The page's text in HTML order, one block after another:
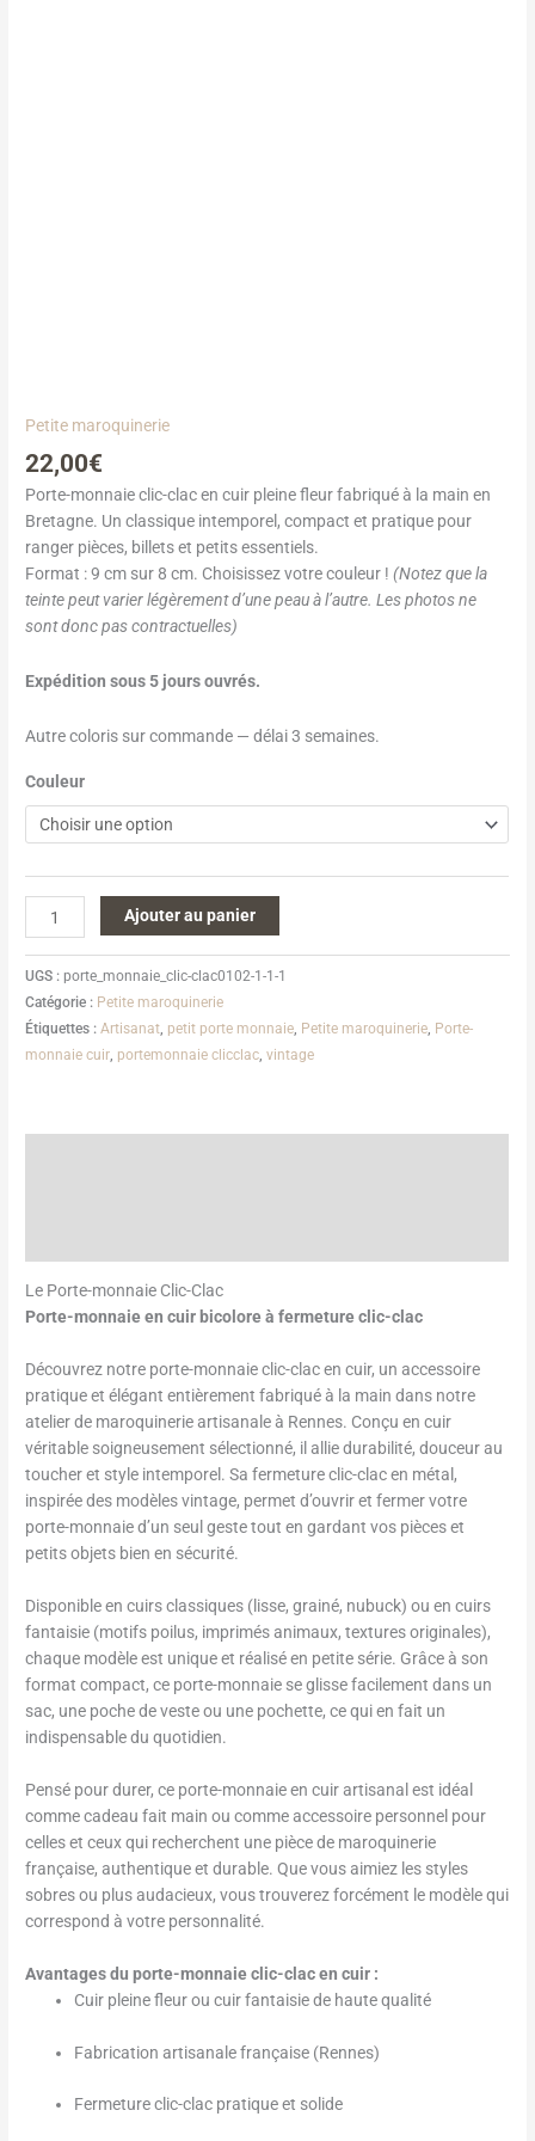
Petite maroquinerie
22,00€
Porte-monnaie clic-clac en cuir pleine fleur fabriqué à la main en
Bretagne. Un classique intemporel, compact et pratique pour
ranger pièces, billets et petits essentiels.
Format : 9 cm sur 8 cm. Choisissez votre couleur !(Notez que la
teinte peut varier légèrement d’une peau à l’autre. Les photos ne
sont donc pas contractuelles)
Expédition sous 5 jours ouvrés.
Autre coloris sur commande — délai 3 semaines.
Couleur
Ajouter au panier
UGS : porte_monnaie_clic-clac0102-1-1-1
Catégorie : Petite maroquinerie
Étiquettes :Artisanat, petit porte monnaie, Petite maroquinerie, Porte-
monnaie cuir, portemonnaie clicclac,vintage
Le Porte-monnaie Clic-Clac
Porte-monnaie en cuir bicolore à fermeture clic-clac
Découvrez notre porte-monnaie clic-clac en cuir, un accessoire
pratique et élégant entièrement fabriqué à la main dans notre
atelier de maroquinerie artisanale à Rennes. Conçu en cuir
véritable soigneusement sélectionné, il allie durabilité, douceur au
toucher et style intemporel. Sa fermeture clic-clac en métal,
inspirée des modèles vintage, permet d’ouvrir et fermer votre
porte-monnaie d’un seul geste tout en gardant vos pièces et
petits objets bien en sécurité.
Disponible en cuirs classiques (lisse, grainé, nubuck) ou en cuirs
fantaisie (motifs poilus, imprimés animaux, textures originales),
chaque modèle est unique et réalisé en petite série. Grâce à son
format compact, ce porte-monnaie se glisse facilement dans un
sac, une poche de veste ou une pochette, ce qui en fait un
indispensable du quotidien.
Pensé pour durer, ce porte-monnaie en cuir artisanal est idéal
comme cadeau fait main ou comme accessoire personnel pour
celles et ceux qui recherchent une pièce de maroquinerie
française, authentique et durable. Que vous aimiez les styles
sobres ou plus audacieux, vous trouverez forcément le modèle qui
correspond à votre personnalité.
Avantages du porte-monnaie clic-clac en cuir :
Cuir pleine fleur ou cuir fantaisie de haute qualité
Fabrication artisanale française (Rennes)
Fermeture clic-clac pratique et solide